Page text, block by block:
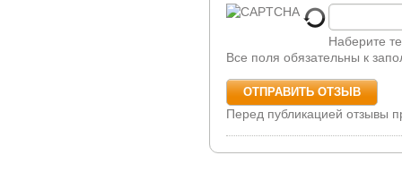
Наберите
Все поля обязательны к
Перед публикацией отзывы